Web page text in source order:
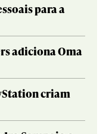
para a
adiciona Oma
criam